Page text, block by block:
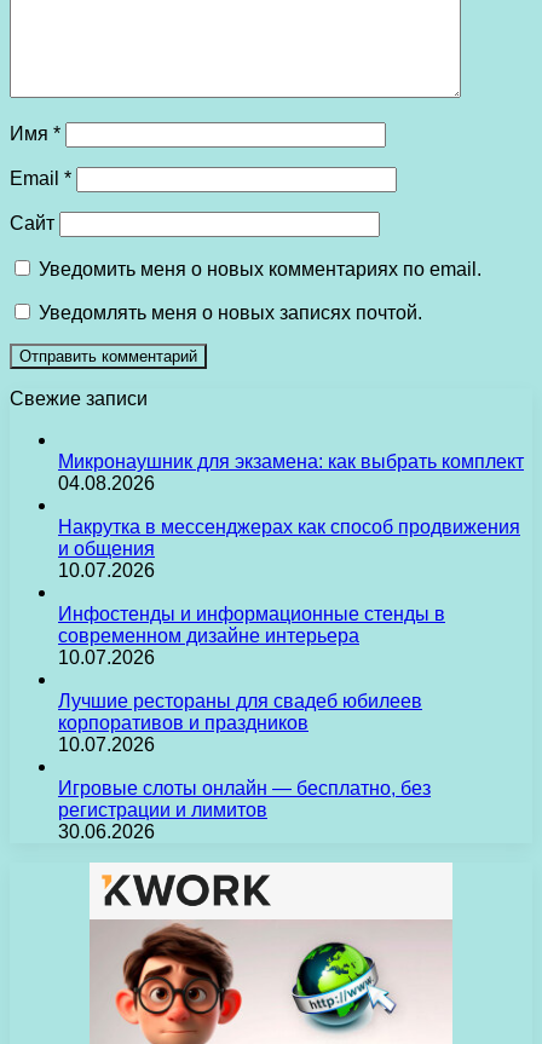
Имя *
Email *
Сайт
Уведомить меня о новых комментариях по email.
Уведомлять меня о новых записях почтой.
Свежие записи
Микронаушник для экзамена: как выбрать комплект
04.08.2026
Накрутка в мессенджерах как способ продвижения
и общения
10.07.2026
Инфостенды и информационные стенды в
современном дизайне интерьера
10.07.2026
Лучшие рестораны для свадеб юбилеев
корпоративов и праздников
10.07.2026
Игровые слоты онлайн — бесплатно, без
регистрации и лимитов
30.06.2026